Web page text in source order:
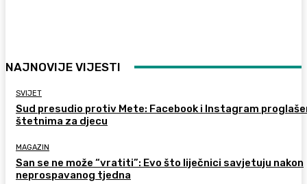
NAJNOVIJE VIJESTI
SVIJET
Sud presudio protiv Mete: Facebook i Instagram
štetnima za djecu
MAGAZIN
San se ne može “vratiti”: Evo što liječnici savjetuju nakon
neprospavanog tjedna